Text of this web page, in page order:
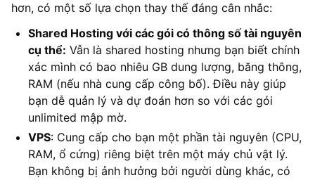
hơn, có một số lựa chọn thay thế đáng cân nhắc:
Shared Hosting với các gói có thông số tài nguyên
cụ thể: Vẫn là shared hosting nhưng bạn biết chính
xác mình có bao nhiêu GB dung lượng, băng thông,
RAM (nếu nhà cung cấp công bố). Điều này giúp
bạn dễ quản lý và dự đoán hơn so với các gói
unlimited mập mờ.
VPS: Cung cấp cho bạn một phần tài nguyên (CPU,
RAM, ổ cứng) riêng biệt trên một máy chủ vật lý.
Bạn không bị ảnh hưởng bởi người dùng khác, có